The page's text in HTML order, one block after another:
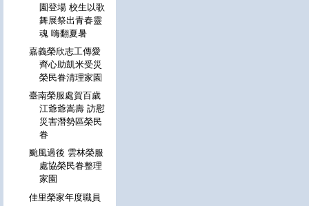
園登場 校生以歌
舞展祭出青春靈
魂 嗨翻夏暑
嘉義榮欣志工傳愛
齊心助凱米受災
榮民眷清理家園
臺南榮服處賀百歲
江爺爺嵩壽 訪慰
災害潛勢區榮民
眷
颱風過後 雲林榮服
處協榮民眷整理
家園
佳里榮家年度職員